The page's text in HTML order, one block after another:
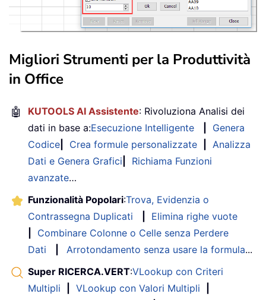
Migliori Strumenti per la Produttività
in Office
🤖 KUTOOLS AI Assistente: Rivoluziona Analisi dei
dati in base a:Esecuzione Intelligente
Genera
Codice
Crea formule personalizzate
Analizza
Dati e Genera Grafici
Richiama Funzioni
avanzate…
Funzionalità Popolari:Trova, Evidenzia o
Contrassegna Duplicati
Elimina righe vuote
Combinare Colonne o Celle senza Perdere
Dati
Arrotondamento senza usare la formula...
Super RICERCA.VERT:VLookup con Criteri
Multipli
VLookup con Valori Multipli